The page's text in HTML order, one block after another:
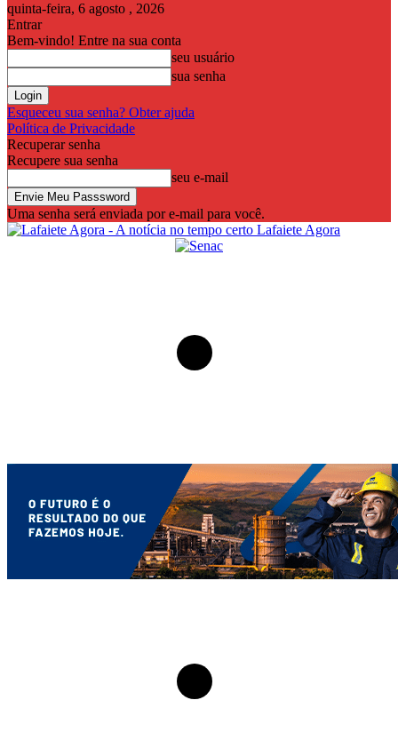
quinta-feira, 6 agosto , 2026
Entrar
Bem-vindo! Entre na sua conta
seu usuário
sua senha
Esqueceu sua senha? Obter ajuda
Política de Privacidade
Recuperar senha
Recupere sua senha
seu e-mail
Uma senha será enviada por e-mail para você.
Lafaiete Agora